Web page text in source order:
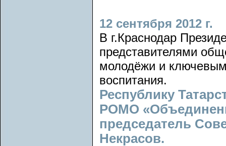
12 сентября 2012 г.
В г.Краснодар
представителями
молодёжи и ключевым
воспитания.
Республику
РОМО
председатель
Некрасов.